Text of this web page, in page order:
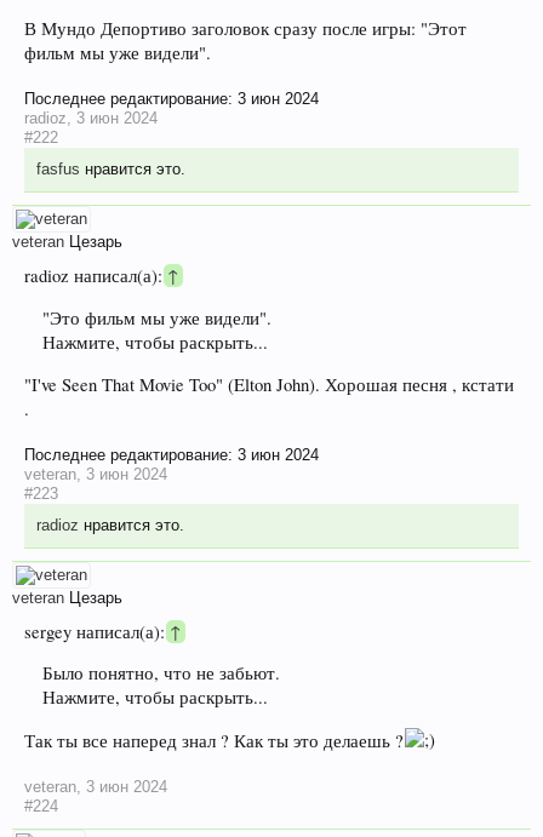
В Мундо Депортиво заголовок сразу после игры: "Этот
фильм мы уже видели".
Последнее редактирование: 3 июн 2024
radioz, 3 июн 2024
#222
fasfus нравится это.
veteran Цезарь
radioz написал(а): ↑
"Это фильм мы уже видели".
Нажмите, чтобы раскрыть...
"I've Seen That Movie Too" (Elton John). Хорошая песня , кстати
.
Последнее редактирование: 3 июн 2024
veteran 3 июн 2024
#223
radioz нравится это.
veteran Цезарь
sergey написал(а):↑
Было понятно, что не забьют.
Нажмите, чтобы раскрыть...
Так ты все наперед знал ? Как ты это делаешь ?
veteran 3 июн 2024
#224